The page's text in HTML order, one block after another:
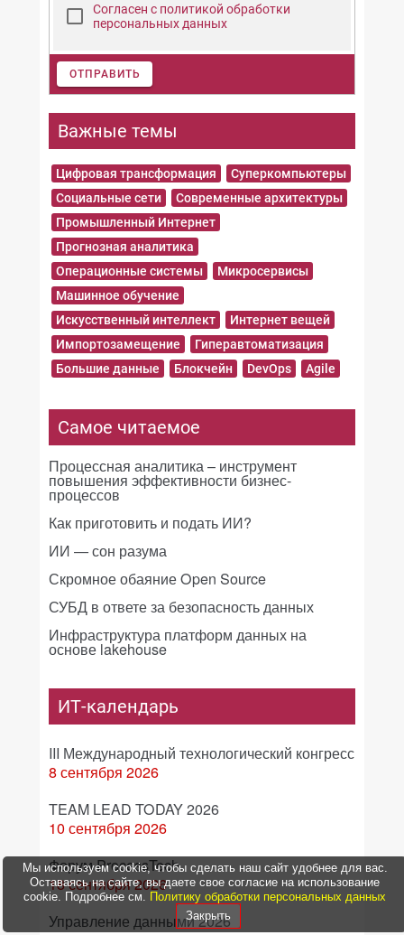
Согласен с политикой обработки
персональных данных
ОТПРАВИТЬ
Важные темы
Цифровая трансформация
Суперкомпьютеры
Социальные сети
Современные архитектуры
Промышленный Интернет
Прогнозная аналитика
Операционные системы
Микросервисы
Машинное обучение
Искусственный интеллект
Интернет вещей
Импортозамещение
Гиперавтоматизация
Большие данные
Блокчейн DevOps Agile
Самое читаемое
Процессная аналитика – инструмент
повышения эффективности бизнес-
процессов
Как приготовить и подать ИИ?
ИИ — сон разума
Скромное обаяние Open Source
СУБД в ответе за безопасность данных
Инфраструктура платформ данных на
основе lakehouse
ИТ-календарь
III Международный технологический конгресс
8 сентября 2026
TEAM LEAD TODAY 2026
10 сентября 2026
Форум ProcessTech
18 сентября 2026
Управление данными 2026
Мы используем cookie, чтобы сделать наш сайт удобнее для вас.
Оставаясь на сайте, вы даете свое согласие на использование
cookie. Подробнее см. Политику обработки персональных данных
Закрыть